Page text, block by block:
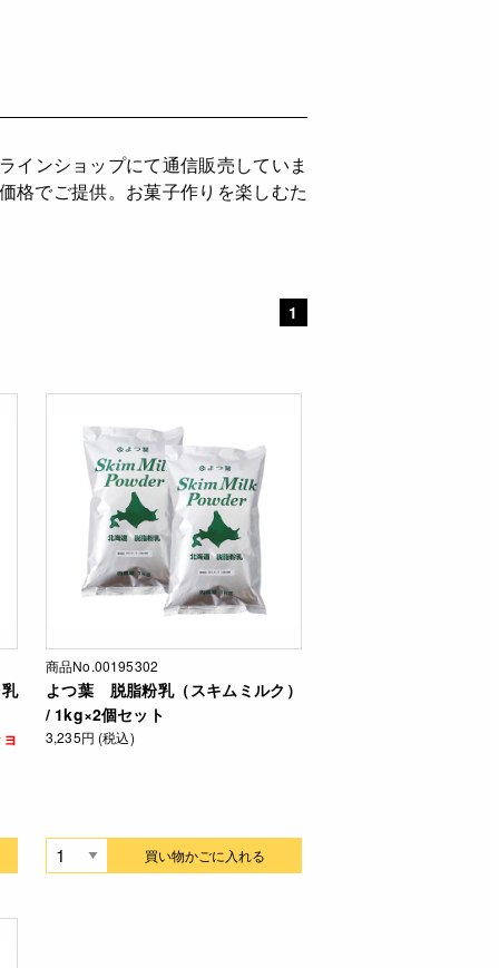
インショップにて通信販売していま
格でご提供。お菓子作りを楽しむた
1
商品No.00195302
よつ葉 脱脂粉乳（スキムミルク）
/ 1kg×2個セット
3,235円 (税込)
買い物かごに入れる